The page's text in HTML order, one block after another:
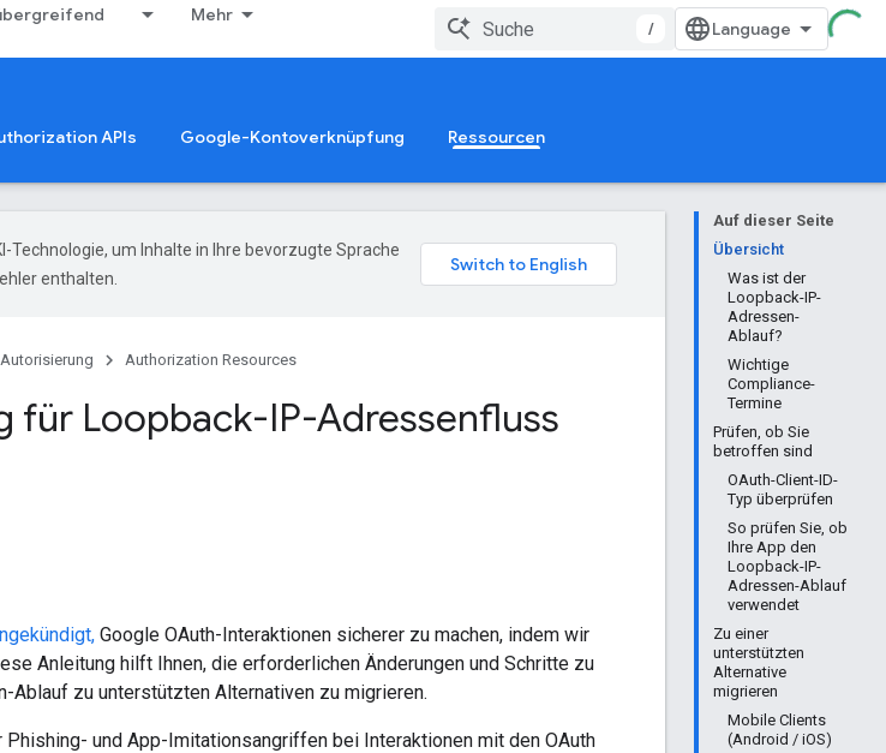
Mehr
/
APIs Google-Kontoverknüpfung Ressourcen
Auf dieser Seite
Übersicht
Was ist der
Loopback-IP-
Adressen-
Ablauf?
Wichtige
Compliance-
Termine
Prüfen, ob Sie
betroffen sind
OAuth-Client-ID-
Typ überprüfen
So prüfen Sie, ob
Ihre App den
Loopback-IP-
Adressen-Ablauf
verwendet
Zu einer
unterstützten
Alternative
migrieren
Mobile Clients
(Android / iOS)
Technologie, um Inhalte in Ihre bevorzugte Sprache
enthalten.
Autorisierung Authorization Resources
für Loopback-IP-Adressenfluss
Google OAuth-Interaktionen sicherer zu machen, indem wir
Anleitung hilft Ihnen, die erforderlichen Änderungen und Schritte zu
zu unterstützten Alternativen zu migrieren.
und App-Imitationsangriffen bei Interaktionen mit den OAuth